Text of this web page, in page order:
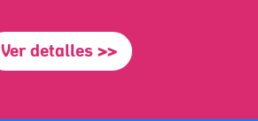
Ver detalles >>